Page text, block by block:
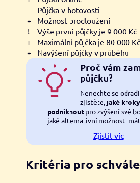
-
Půjčka v hotovosti
+
Možnost prodloužení
!
Výše první půjčky je 9 000 Kč
+
Maximální půjčka je 80 000 Kč
+
Navýšení půjčky v průběhu
Proč vám
půjčku?
Nenechte se
zjistěte, jaké kroky
podniknoutpro zvýšení své
jaké alternativní možnosti
Zjistit víc
Kritéria pro